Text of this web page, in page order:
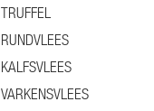
TRUFFEL
RUNDVLEES
KALFSVLEES
VARKENSVLEES